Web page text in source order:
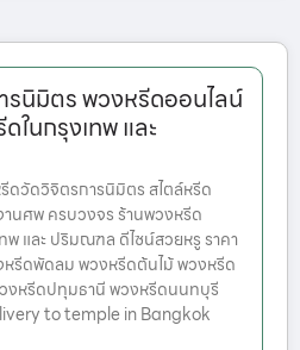
นิมิตร พวงหรีดออนไลน์
ในกรุงเทพ และ
วัดวิจิตรการนิมิตร สไตล์หรีด
นศพ ครบวงจร ร้านพวงหรีด
และ ปริมณฑล ดีไซน์สวยหรู ราคา
รีดพัดลม พวงหรีดต้นไม้ พวงหรีด
งหรีดปทุมธานี พวงหรีดนนทบุรี
to temple in Bangkok